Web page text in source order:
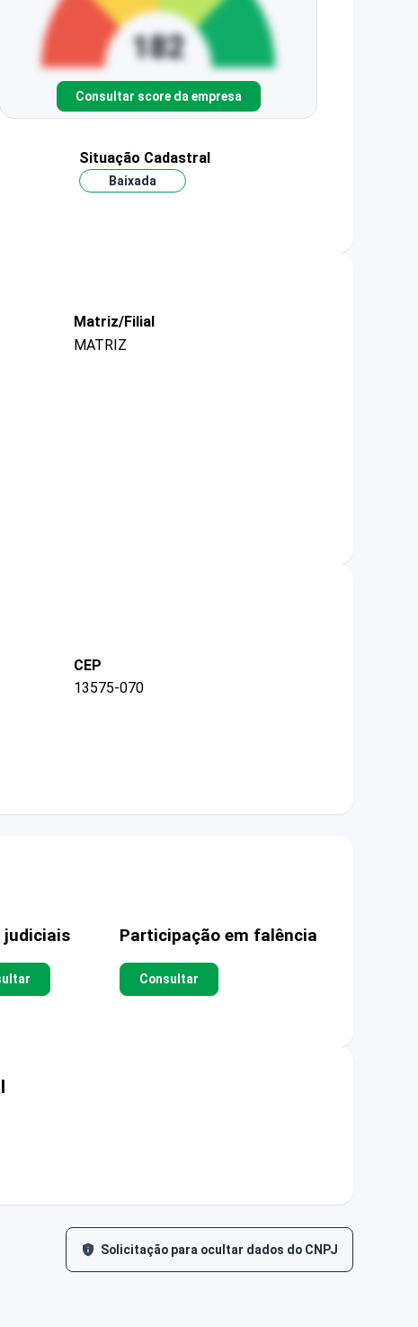
Consultar score da empresa
Situação Cadastral
Baixada
Matriz/Filial
MATRIZ
CEP
13575-070
judiciais Participação em falência
Consultar
Solicitação para ocultar dados do CNPJ